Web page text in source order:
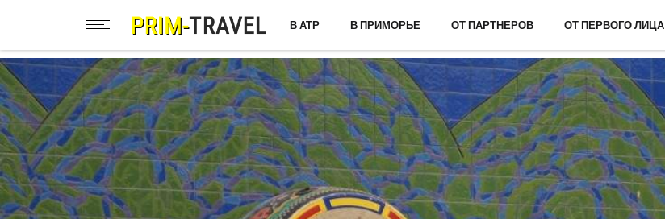
В АТР В ПРИМОРЬЕ ОТ ПАРТНЕРОВ ОТ ПЕРВОГО ЛИЦА